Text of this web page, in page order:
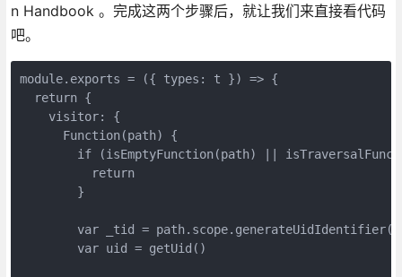
n Handbook 。完成这两个步骤后，就让我们来直接看代码
吧。
module.exports = ({ types: t }) => {
  return {
    visitor: {
      Function(path) {
if (isEmptyFunction(path) ||
          return
        }
var _tid =
        var uid = getUid()